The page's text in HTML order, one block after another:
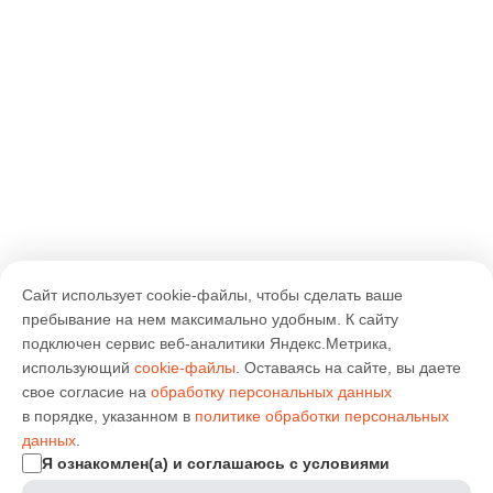
Сайт использует cookie-файлы, чтобы сделать ваше
пребывание на нем максимально удобным. К cайту
подключен сервис веб-аналитики Яндекс.Метрика,
использующий cookie-файлы . Оставаясь на сайте, вы даете
свое согласие на обработку персональных данных
в порядке, указанном в политике обработки персональных
данных
Я ознакомлен(а) и соглашаюсь с условиями